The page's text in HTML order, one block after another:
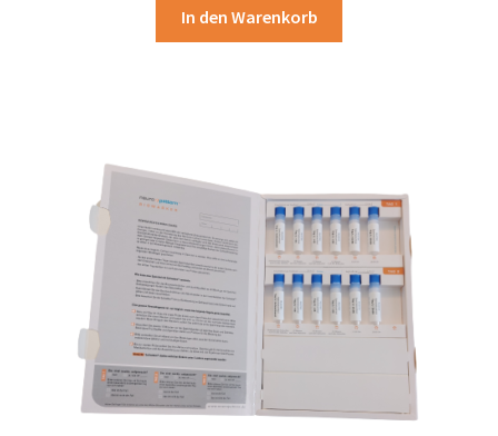
In den Warenkorb